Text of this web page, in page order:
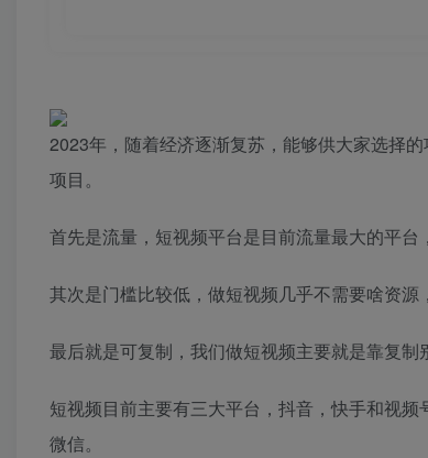
2023年，随着经济逐渐复苏，能够供大家选择
项目。
首先是流量，短视频平台是目前流量最大的平台
其次是门槛比较低，做短视频几乎不需要啥资源
最后就是可复制，我们做短视频主要就是靠复制
短视频目前主要有三大平台，抖音，快手和视
微信。